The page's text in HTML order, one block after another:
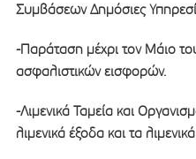
Συμβάσεων Δημόσιες
-Παράταση μέχρι τον Μάιο
ασφαλιστικών εισφορών.
-Λιμενικά Ταμεία και
λιμενικά έξοδα και τα